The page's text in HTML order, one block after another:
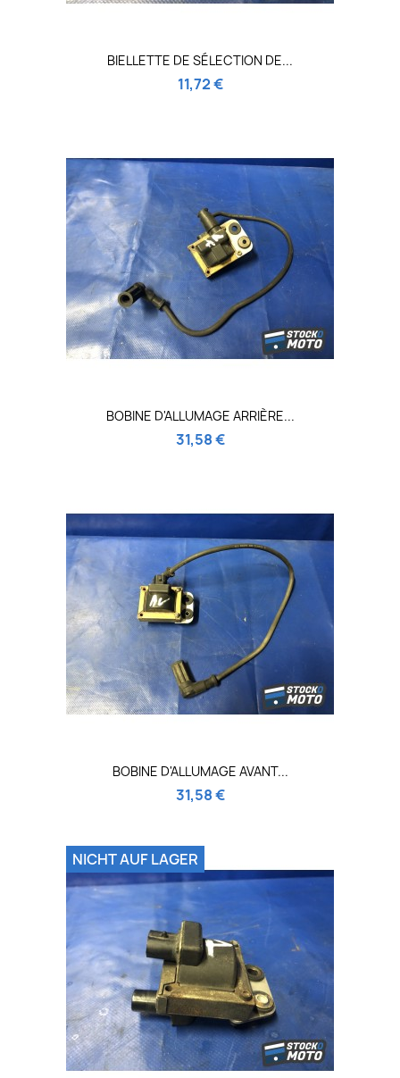
BIELLETTE DE SÉLECTION DE...
11,72 €
BOBINE D'ALLUMAGE ARRIÈRE...
31,58 €
BOBINE D'ALLUMAGE AVANT...
31,58 €
NICHT AUF LAGER